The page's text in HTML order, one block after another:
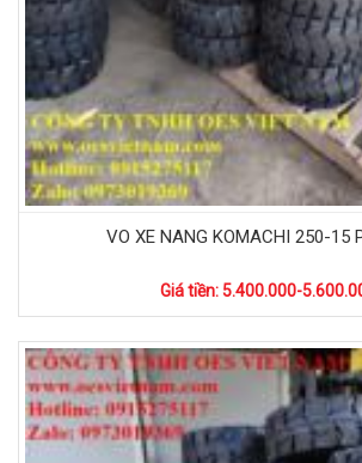
VO XE NANG KOMACHI 250-15
Giá tiền: 5.400.000-